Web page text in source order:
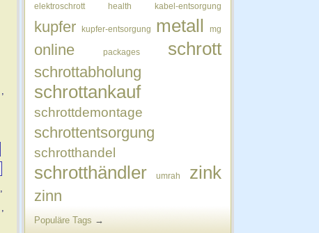
,
,
,
elektroschrott health kabel-entsorgung
kupfer kupfer-entsorgung metall mg
online packages schrott
schrottabholung
schrottankauf
schrottdemontage
schrottentsorgung
schrotthandel
schrotthändler umrah zink
zinn
Populäre Tags →